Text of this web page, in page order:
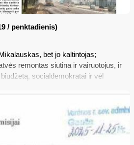
/ penktadienis)
bet jo kaltintojas;
remontas siutina ir vairuotojus, ir
socialdemokratai ir vėl